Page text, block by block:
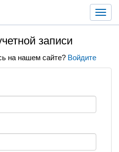
записи
на нашем сайте? Войдите